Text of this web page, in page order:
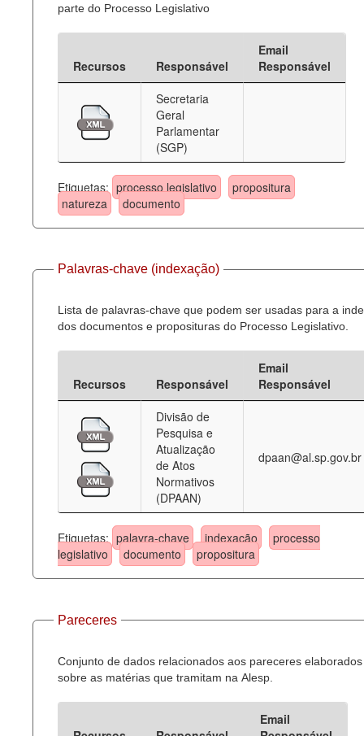
parte do Processo Legislativo
Recursos Responsável
Email
Responsável
Secretaria
Geral
Parlamentar
(SGP)
Etiquetas: processo legislativo
propositura
natureza
documento
Palavras-chave (indexação)
Lista de palavras-chave que podem ser usadas para a
dos documentos e proposituras do Processo Legislativo.
Recursos Responsável
Email
Responsável
Divisão de
Pesquisa e
Atualização
de Atos
Normativos
(DPAAN)
dpaan@al.sp.gov.br
Etiquetas: palavra-chave indexação
processo
legislativo
documento propositura
Pareceres
Conjunto de dados relacionados aos pareceres elaborados
sobre as matérias que tramitam na Alesp.
Email